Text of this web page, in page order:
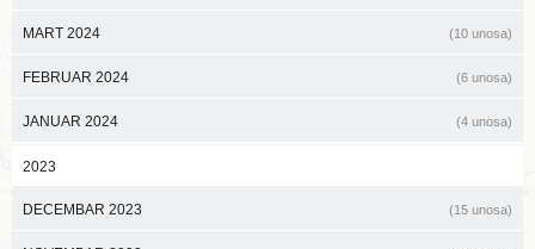
MART 2024 (10 unosa)
FEBRUAR 2024 (6 unosa)
JANUAR 2024 (4 unosa)
2023
DECEMBAR 2023 (15 unosa)